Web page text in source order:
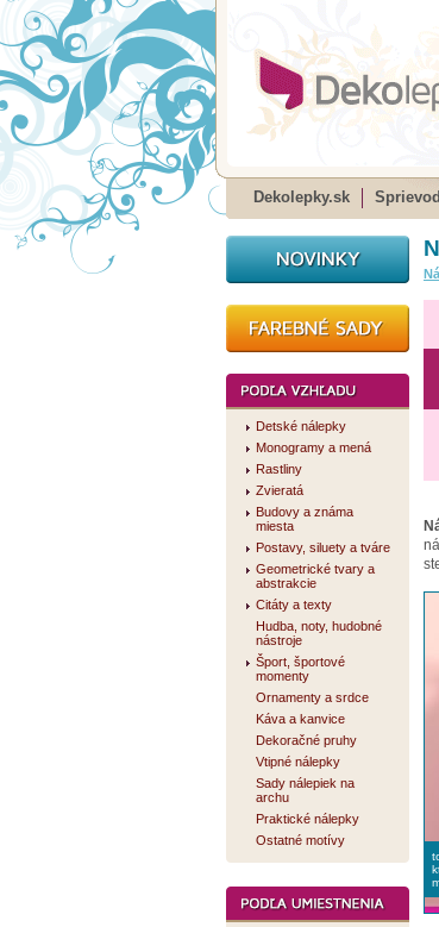
Dekolepky.sk
Detské nálepky
Monogramy a mená
Rastliny
Zvieratá
Budovy a známa
miesta
Postavy, siluety a tváre
Geometrické tvary a
abstrakcie
Citáty a texty
Hudba, noty, hudobné
nástroje
Šport, športové
momenty
Ornamenty a srdce
Káva a kanvice
Dekoračné pruhy
Vtipné nálepky
Sady nálepiek na
archu
Praktické nálepky
Ostatné motívy